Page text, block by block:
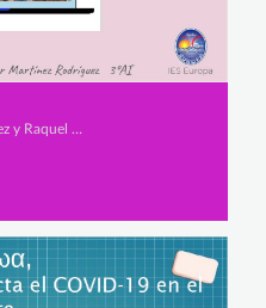
Secundaria, Mar Martínez Rodríguez y Raquel Haro Zamora